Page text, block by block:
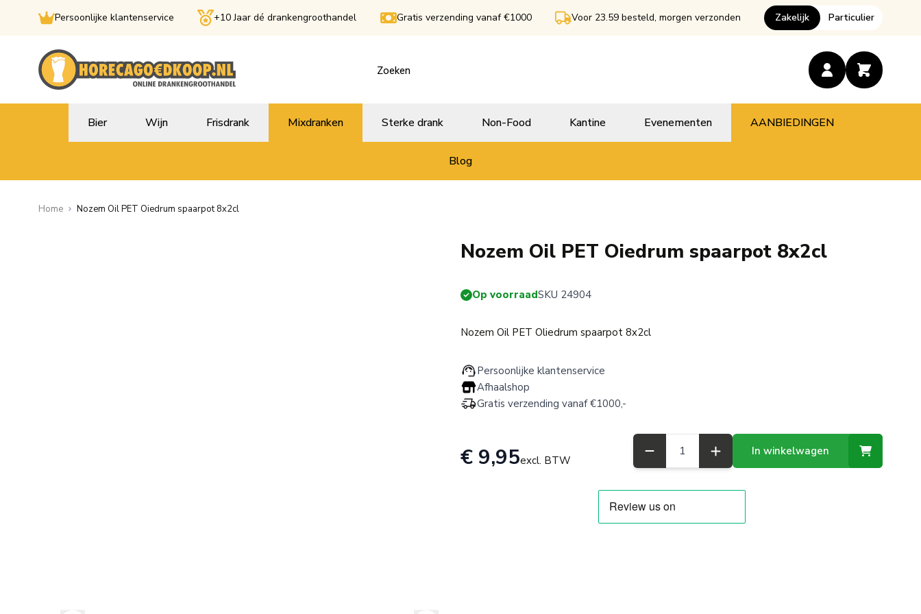
Persoonlijke klantenservice +10 Jaar dé drankengroothandel Gratis verzending vanaf €1000 Voor 23.59 besteld, morgen verzonden Zakelijk Particulier
Bier Wijn Frisdrank Mixdranken Sterke drank Non-Food Kantine Evenementen AANBIEDINGEN
Blog
Home Nozem Oil PET Oiedrum spaarpot 8x2cl
Nozem Oil PET Oiedrum spaarpot 8x2cl
Op voorraadSKU 24904
Nozem Oil PET Oliedrum spaarpot 8x2cl
Persoonlijke klantenservice
Afhaalshop
Gratis verzending vanaf €1000,-
€ 9,95excl. BTW
In winkelwagen